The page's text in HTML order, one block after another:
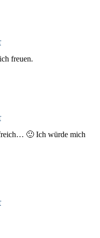
freuen.
🙂 Ich würde mich